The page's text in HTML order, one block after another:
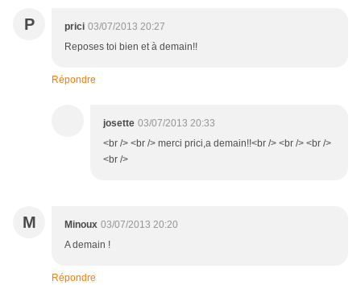
P prici 03/07/2013 20:27
Reposes toi bien et à demain!!
Répondre
josette 03/07/2013 20:33
<br /> <br /> merci prici,a demain!!<br /> <br /> <br />
<br />
M Minoux 03/07/2013 20:20
A demain !
Répondre